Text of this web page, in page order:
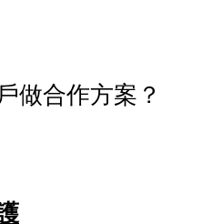
做合作方案？